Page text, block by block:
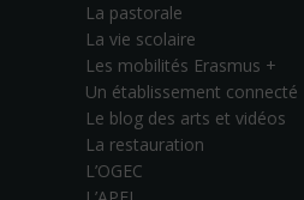
La pastorale
La vie scolaire
Les mobilités Erasmus +
Un établissement connecté
Le blog des arts et vidéos
La restauration
L’OGEC